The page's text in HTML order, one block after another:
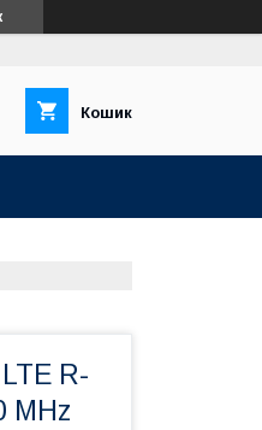
Кошик
R-
MHz